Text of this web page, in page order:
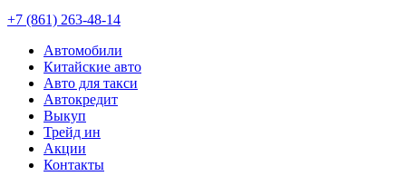
+7 (861) 263-48-14
Автомобили
Китайские авто
Авто для такси
Автокредит
Выкуп
Трейд ин
Акции
Контакты